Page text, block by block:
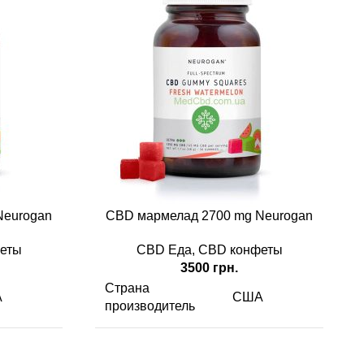
CBD мармелад 2700 mg Neurogan
CBD Еда, CBD конфеты
3500 грн.
Страна
производитель
США